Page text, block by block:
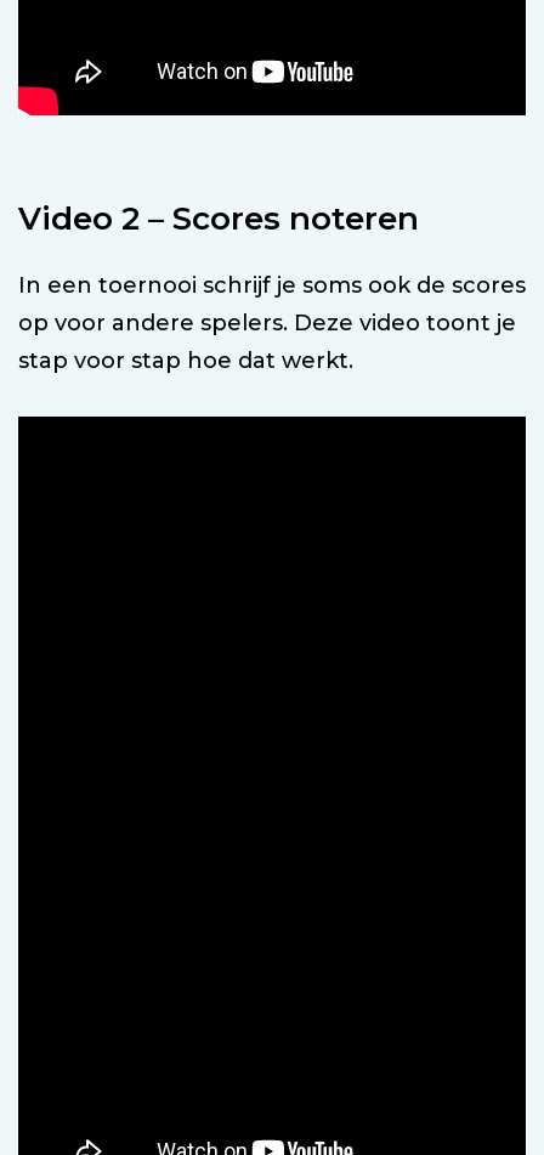
Video 2 – Scores noteren
In een toernooi schrijf je soms ook de scores
op voor andere spelers. Deze video toont je
stap voor stap hoe dat werkt.